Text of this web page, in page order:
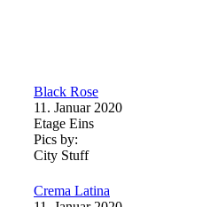
Black Rose
11. Januar 2020
Etage Eins
Pics by:
City Stuff
Crema Latina